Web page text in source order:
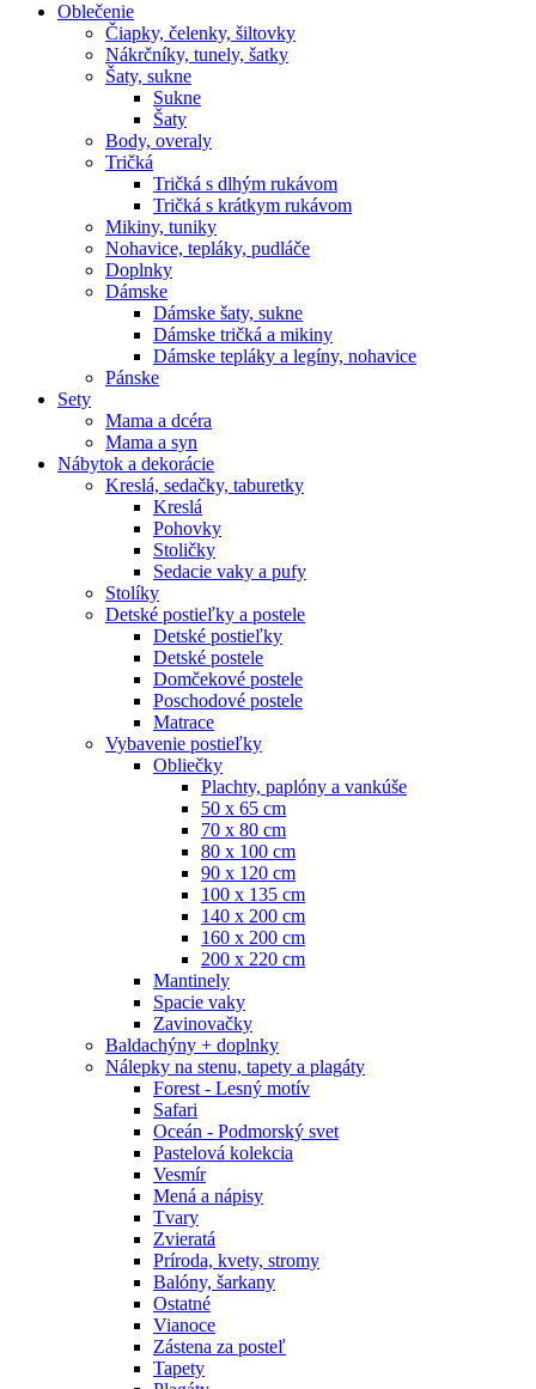
Oblečenie
Čiapky, čelenky, šiltovky
Nákrčníky, tunely, šatky
Šaty, sukne
Sukne
Šaty
Body, overaly
Tričká
Tričká s dlhým rukávom
Tričká s krátkym rukávom
Mikiny, tuniky
Nohavice, tepláky, pudláče
Doplnky
Dámske
Dámske šaty, sukne
Dámske tričká a mikiny
Dámske tepláky a legíny, nohavice
Pánske
Sety
Mama a dcéra
Mama a syn
Nábytok a dekorácie
Kreslá, sedačky, taburetky
Kreslá
Pohovky
Stoličky
Sedacie vaky a pufy
Stolíky
Detské postieľky a postele
Detské postieľky
Detské postele
Domčekové postele
Poschodové postele
Matrace
Vybavenie postieľky
Obliečky
Plachty, paplóny a vankúše
50 x 65 cm
70 x 80 cm
80 x 100 cm
90 x 120 cm
100 x 135 cm
140 x 200 cm
160 x 200 cm
200 x 220 cm
Mantinely
Spacie vaky
Zavinovačky
Baldachýny + doplnky
Nálepky na stenu, tapety a plagáty
Forest - Lesný motív
Safari
Oceán - Podmorský svet
Pastelová kolekcia
Vesmír
Mená a nápisy
Tvary
Zvieratá
Príroda, kvety, stromy
Balóny, šarkany
Ostatné
Vianoce
Zástena za posteľ
Tapety